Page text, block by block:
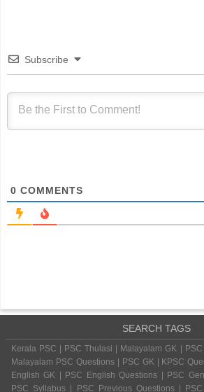
Subscribe
0 COMMENTS
SEARCH TAGS
Kerala PSC | PSC Thulasi | Malayalam GK |
Malayalam PSC Questions | PSC GK | KPSC
English GK | PSC English Questions | PSC
PSC Syllabus | PSC Previous Questions |